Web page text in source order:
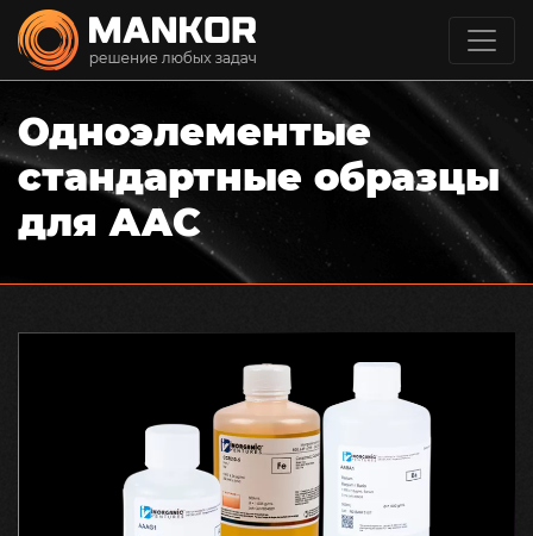
Одноэлементые
стандартные образцы
для AAC